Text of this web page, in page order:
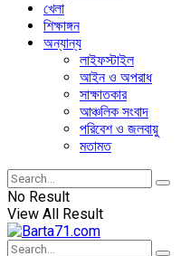
খেলা
শিক্ষাঙ্গন
অন্যান্য
লাইফস্টাইল
আইন ও অপরাধ
সাক্ষাতকার
আঞ্চলিক সংবাদ
পরিবেশ ও জলবায়ু
মতামত
No Result
View All Result